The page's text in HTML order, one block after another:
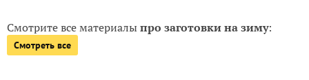
Смотрите все материалыпро заготовки на зиму:
Смотреть все